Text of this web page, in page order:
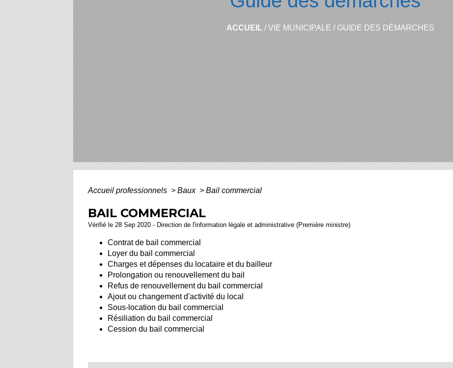
ACCUEIL /VIE MUNICIPALE / GUIDE DES DÉMARCHES
Accueil professionnels > Baux > Bail commercial
BAIL COMMERCIAL
Vérifié le 28 Sep 2020 - Direction de l'information légale et administrative (Première ministre)
Contrat de bail commercial
Loyer du bail commercial
Charges et dépenses du locataire et du bailleur
Prolongation ou renouvellement du bail
Refus de renouvellement du bail commercial
Ajout ou changement d'activité du local
Sous-location du bail commercial
Résiliation du bail commercial
Cession du bail commercial